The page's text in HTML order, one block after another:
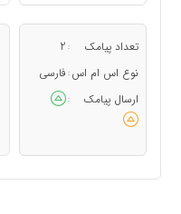
تعداد پیامک :
2
نوع اس ام اس : فارسی
ارسال پیامک
: